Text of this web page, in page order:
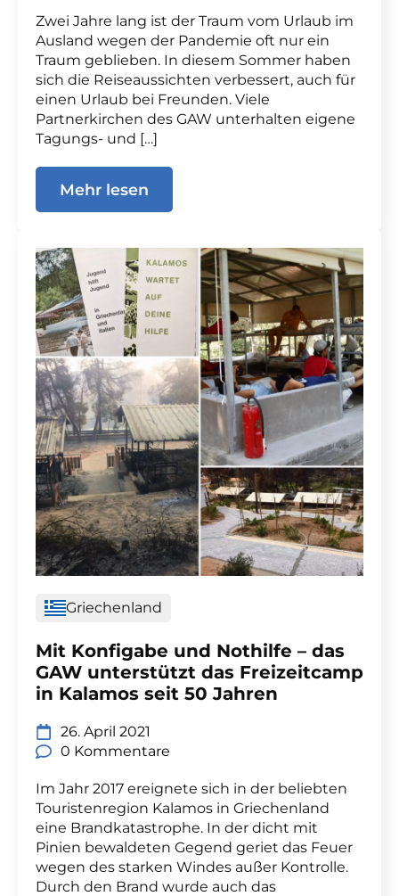
Zwei Jahre lang ist der Traum vom Urlaub im
Ausland wegen der Pandemie oft nur ein
Traum geblieben. In diesem Sommer haben
sich die Reiseaussichten verbessert, auch für
einen Urlaub bei Freunden. Viele
Partnerkirchen des GAW unterhalten eigene
Tagungs- und […]
Mehr lesen
Griechenland
Mit Konfigabe und Nothilfe – das
GAW unterstützt das Freizeitcamp
in Kalamos seit 50 Jahren
26. April 2021
0 Kommentare
Im Jahr 2017 ereignete sich in der beliebten
Touristenregion Kalamos in Griechenland
eine Brandkatastrophe. In der dicht mit
Pinien bewaldeten Gegend geriet das Feuer
wegen des starken Windes außer Kontrolle.
Durch den Brand wurde auch das